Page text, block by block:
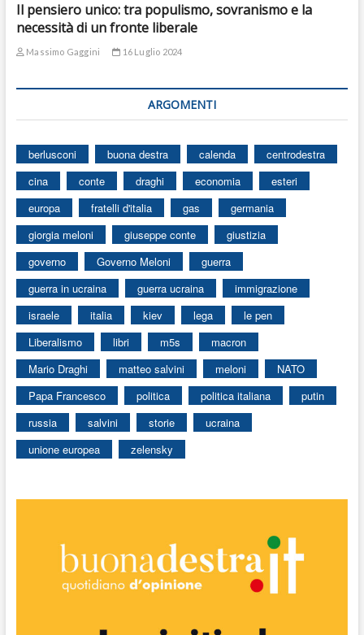
Il pensiero unico: tra populismo, sovranismo e la
necessità di un fronte liberale
Massimo Gaggini 16 Luglio 2024
ARGOMENTI
berlusconi buona destra calenda
centrodestra
cina
conte draghi economia
esteri
europa
fratelli d'italia gas
germania
giorgia meloni
giuseppe conte
giustizia
governo
Governo Meloni
guerra
guerra in ucraina
guerra ucraina
immigrazione
israele
italia kiev lega
le pen
Liberalismo
libri m5s
macron
Mario Draghi
matteo salvini meloni
NATO
Papa Francesco
politica politica italiana
putin
russia
salvini storie
ucraina
unione europea
zelensky